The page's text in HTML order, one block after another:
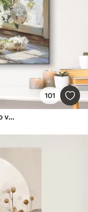
101
Biele hortenzie vo váze, slnečné svetlo v okne, olejomaľba